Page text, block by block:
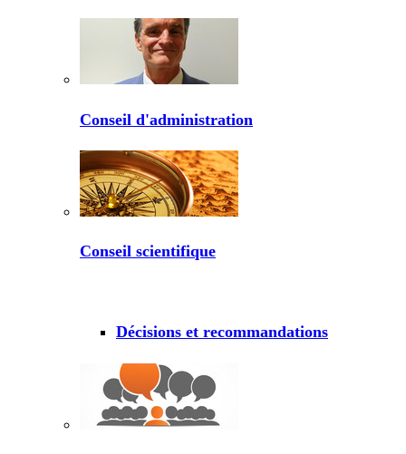
Conseil d'administration
Conseil scientifique
Décisions et recommandations